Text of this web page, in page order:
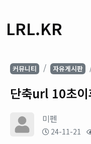
LRL.KR
커뮤니티 자유게시판
단축url 10초이
미펜
24-11-21